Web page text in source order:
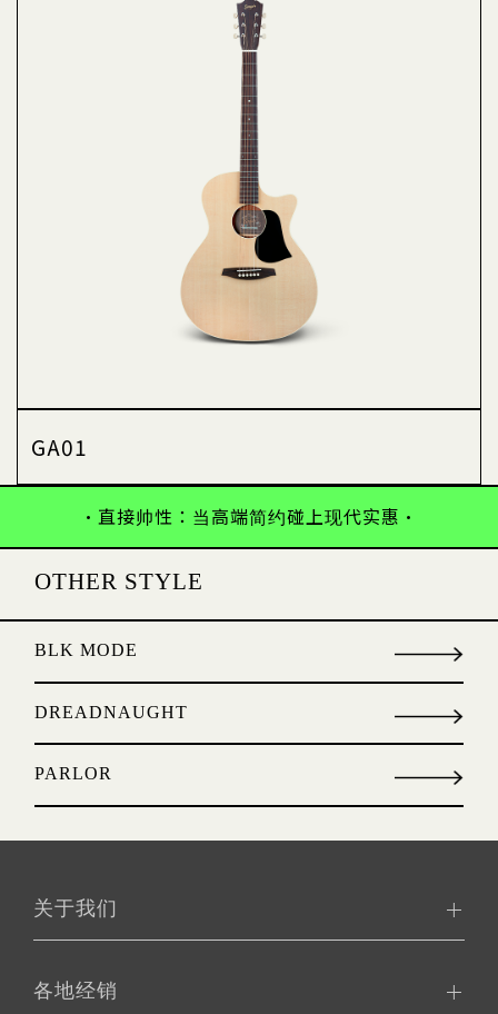
GA01
•直接帅性：当高端简约碰上现代实惠•
OTHER STYLE
BLK MODE
DREADNAUGHT
PARLOR
关于我们
各地经销